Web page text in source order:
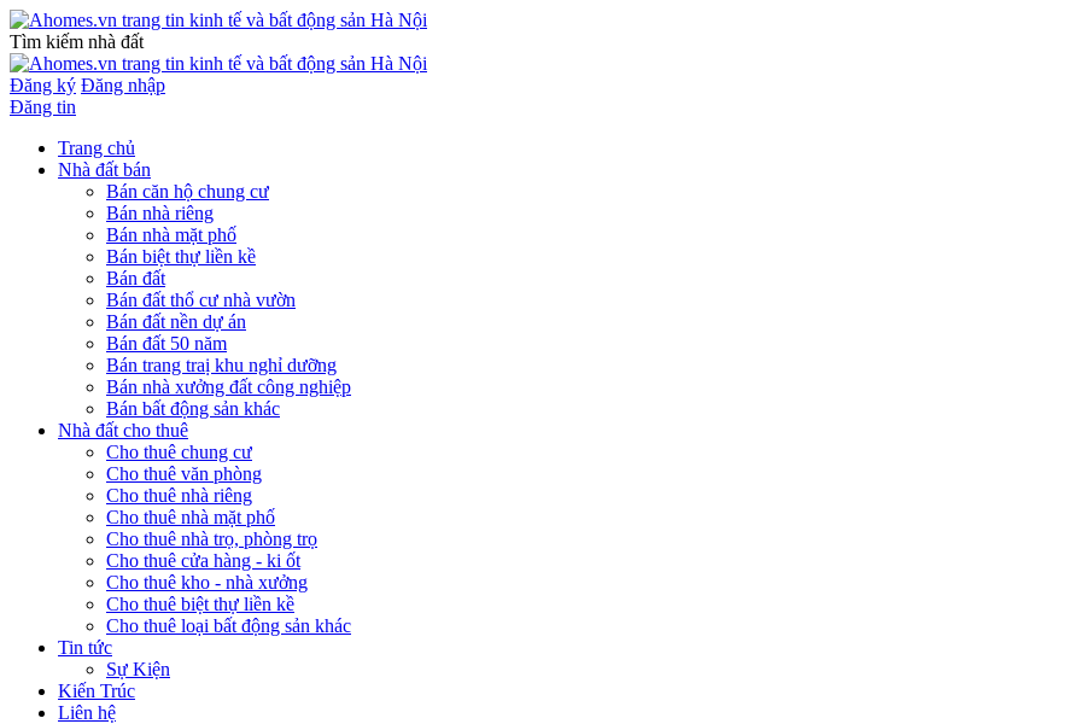
Tìm kiếm nhà đất
Đăng ký Đăng nhập
Đăng tin
Trang chủ
Nhà đất bán
Bán căn hộ chung cư
Bán nhà riêng
Bán nhà mặt phố
Bán biệt thự liền kề
Bán đất
Bán đất thổ cư nhà vườn
Bán đất nền dự án
Bán đất 50 năm
Bán trang traị khu nghỉ dưỡng
Bán nhà xưởng đất công nghiệp
Bán bất động sản khác
Nhà đất cho thuê
Cho thuê chung cư
Cho thuê văn phòng
Cho thuê nhà riêng
Cho thuê nhà mặt phố
Cho thuê nhà trọ, phòng trọ
Cho thuê cửa hàng - ki ốt
Cho thuê kho - nhà xưởng
Cho thuê biệt thự liền kề
Cho thuê loại bất động sản khác
Tin tức
Sự Kiện
Kiến Trúc
Liên hệ